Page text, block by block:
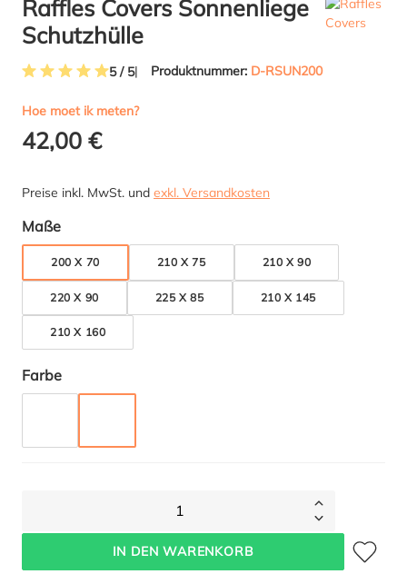
Raffles Covers Sonnenliege
Schutzhülle
5 / 5 Produktnummer: D-RSUN200
Hoe moet ik meten?
42,00 €
Preise inkl. MwSt. und exkl. Versandkosten
Maßeauswählen
200 X 70 210 X 75 210 X 90
220 X 90 225 X 85 210 X 145
210 X 160
Farbeauswählen
1
IN DEN WARENKORB
Zum